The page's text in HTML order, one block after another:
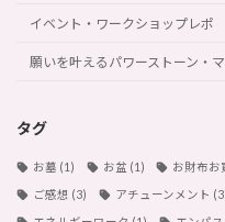
イベント・ワークショップレポ
願いを叶えるパワーストーン・
タグ
お墓 (1) お盆 (1) お財布お
ご感想 (3) アチューンメント